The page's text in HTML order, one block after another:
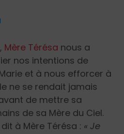
Mère Térésa nous a
nos intentions de
et à nous efforcer à
ne se rendait jamais
de mettre sa
de sa Mère du Ciel.
à Mère Térésa : « Je